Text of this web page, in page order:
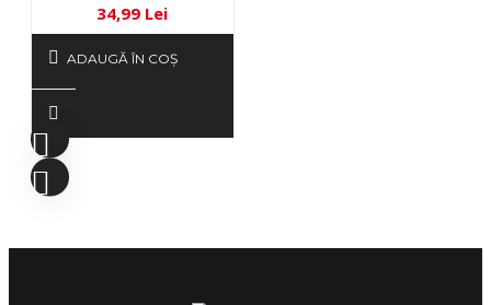
34,99 Lei
ADAUGĂ ÎN COŞ